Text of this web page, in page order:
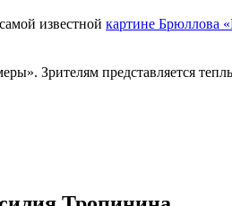
известной картине Брюллова
Зрителям представляется